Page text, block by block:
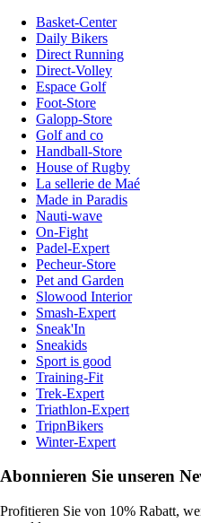
Basket-Center
Daily Bikers
Direct Running
Direct-Volley
Espace Golf
Foot-Store
Galopp-Store
Golf and co
Handball-Store
House of Rugby
La sellerie de Maé
Made in Paradis
Nauti-wave
On-Fight
Padel-Expert
Pecheur-Store
Pet and Garden
Slowood Interior
Smash-Expert
Sneak'In
Sneakids
Sport is good
Training-Fit
Trek-Expert
Triathlon-Expert
TripnBikers
Winter-Expert
Abonnieren Sie unseren
Profitieren Sie von 10% Rabatt,